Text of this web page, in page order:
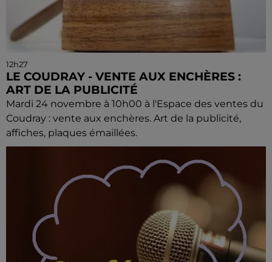
12h27
LE COUDRAY - VENTE AUX ENCHÈRES :
ART DE LA PUBLICITÉ
Mardi 24 novembre à 10h00 à l'Espace des ventes du
Coudray : vente aux enchères. Art de la publicité,
affiches, plaques émaillées.